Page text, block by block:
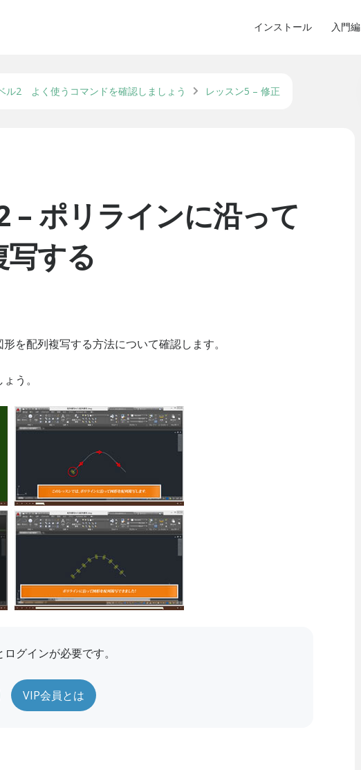
インストール 入門編
ル2 よく使うコマンドを確認しましょう レッスン5 – 修正
– ポリラインに沿って
する
を配列複写する方法について確認します。
う。
グインが必要です。
VIP会員とは